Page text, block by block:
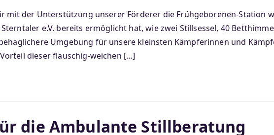
mit der Unterstützung unserer Förderer die Frühgeborenen-Station
e.V. bereits ermöglicht hat, wie zwei Stillsessel, 40
Umgebung für unsere kleinsten Kämpferinnen und
dieser flauschig-weichen […]
die Ambulante Stillberatung